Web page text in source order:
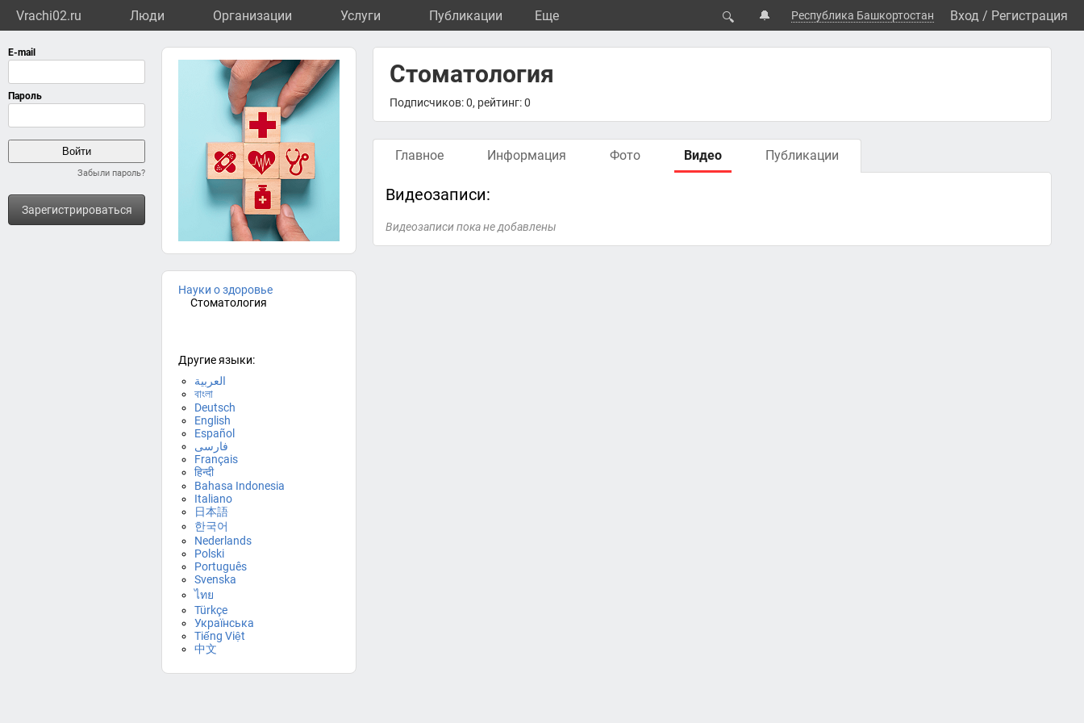
Vrachi02.ru Люди Организации Услуги Публикации Eще 🔍 🔔 Республика Башкортостан Вход / Регистрация
Забыли пароль?
Зарегистрироваться
Науки о здоровье
Стоматология
Другие языки:
العربية
বাংলা
Deutsch
English
Español
فارسی
Français
हिन्दी
Bahasa Indonesia
Italiano
日本語
한국어
Nederlands
Polski
Português
Svenska
ไทย
Türkçe
Українська
Tiếng Việt
中文
Стоматология
Подписчиков: 0, рейтинг: 0
Главное Информация Фото Видео Публикации
Видеозаписи:
Видеозаписи пока не добавлены